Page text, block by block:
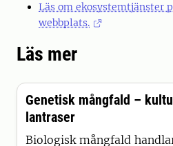
Läs om ekosystemtjänster
webbplats.
Läs mer
Genetisk mångfald –
lantraser
Biologisk mångfald